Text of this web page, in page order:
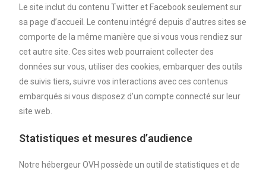
Le site inclut du contenu Twitter et Facebook seulement sur
sa page d’accueil. Le contenu intégré depuis d’autres sites se
comporte de la même manière que si vous vous rendiez sur
cet autre site. Ces sites web pourraient collecter des
données sur vous, utiliser des cookies, embarquer des outils
de suivis tiers, suivre vos interactions avec ces contenus
embarqués si vous disposez d’un compte connecté sur leur
site web.
Statistiques et mesures d’audience
Notre hébergeur OVH possède un outil de statistiques et de